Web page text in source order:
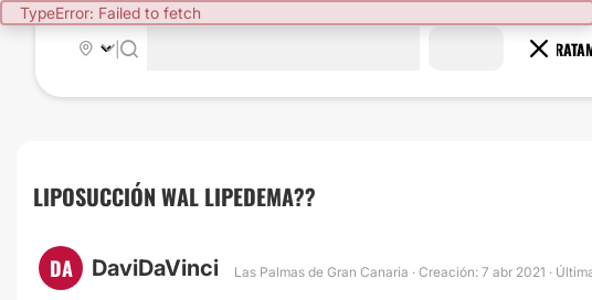
TypeError: Failed to fetch
|
LIPOSUCCIÓN WAL LIPEDEMA??
DA DaviDaVinci Las Palmas de Gran Canaria · Creación: 7 abr 2021 ·